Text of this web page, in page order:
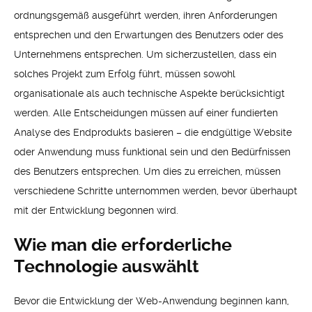
ordnungsgemäß ausgeführt werden, ihren Anforderungen
entsprechen und den Erwartungen des Benutzers oder des
Unternehmens entsprechen. Um sicherzustellen, dass ein
solches Projekt zum Erfolg führt, müssen sowohl
organisationale als auch technische Aspekte berücksichtigt
werden. Alle Entscheidungen müssen auf einer fundierten
Analyse des Endprodukts basieren – die endgültige Website
oder Anwendung muss funktional sein und den Bedürfnissen
des Benutzers entsprechen. Um dies zu erreichen, müssen
verschiedene Schritte unternommen werden, bevor überhaupt
mit der Entwicklung begonnen wird.
Wie man die erforderliche
Technologie auswählt
Bevor die Entwicklung der Web-Anwendung beginnen kann,